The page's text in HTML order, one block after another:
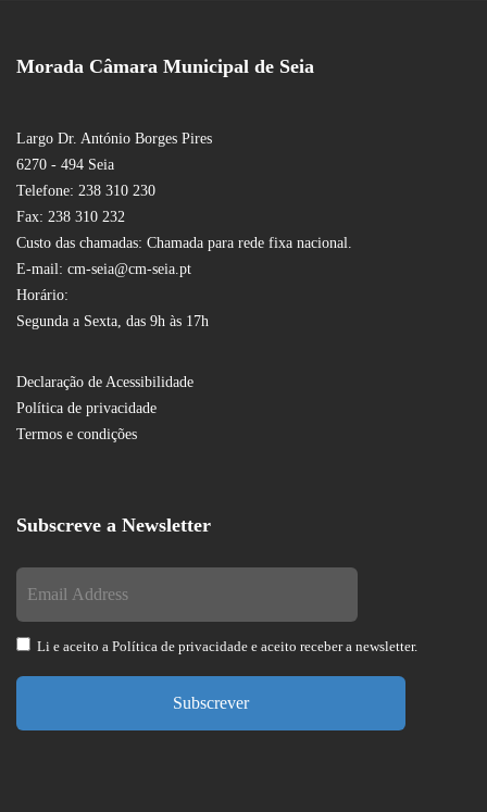
Morada Câmara Municipal de Seia
Largo Dr. António Borges Pires
6270 - 494 Seia
Telefone: 238 310 230
Fax: 238 310 232
Custo das chamadas: Chamada para rede fixa nacional.
E-mail: cm-seia@cm-seia.pt
Horário:
Segunda a Sexta, das 9h às 17h
Declaração de Acessibilidade
Política de privacidade
Termos e condições
Subscreve a Newsletter
Li e aceito a Política de privacidade e aceito receber a newsletter.
Subscrever